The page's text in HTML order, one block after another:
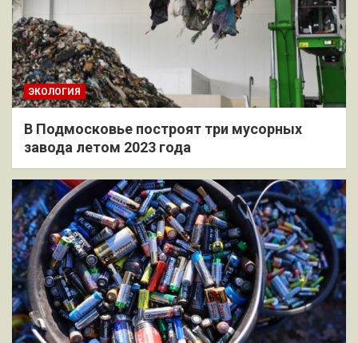
ЭКОЛОГИЯ
В Подмосковье построят три мусорных
завода летом 2023 года